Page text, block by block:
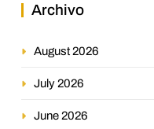
Archivo
August 2026
July 2026
June 2026